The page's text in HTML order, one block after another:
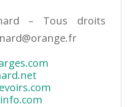
– Tous droits